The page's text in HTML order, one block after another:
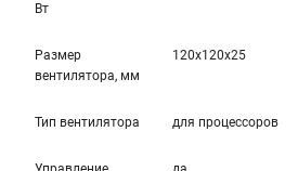
Вт
Размер
вентилятора, мм
120x120x25
Тип вентилятора для процессоров